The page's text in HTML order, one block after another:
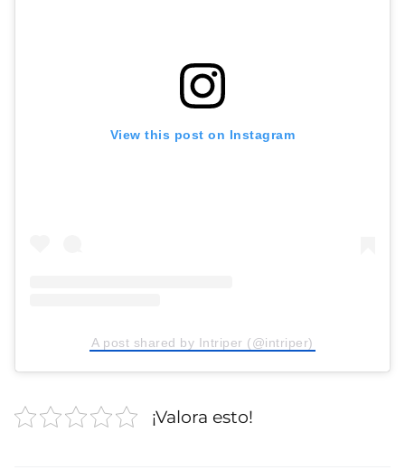
View this post on Instagram
A post shared by Intriper (@intriper)
¡Valora esto!